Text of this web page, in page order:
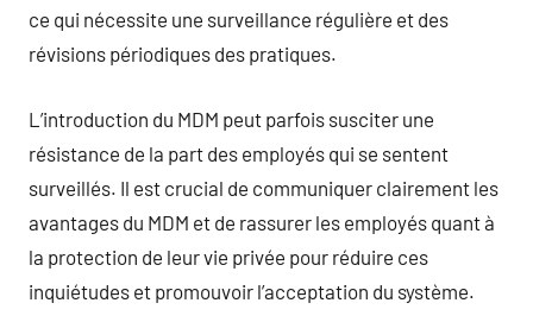
ce qui nécessite une surveillance régulière et des
révisions périodiques des pratiques.
L’introduction du MDM peut parfois susciter une
résistance de la part des employés qui se sentent
surveillés. Il est crucial de communiquer clairement les
avantages du MDM et de rassurer les employés quant à
la protection de leur vie privée pour réduire ces
inquiétudes et promouvoir l’acceptation du système.